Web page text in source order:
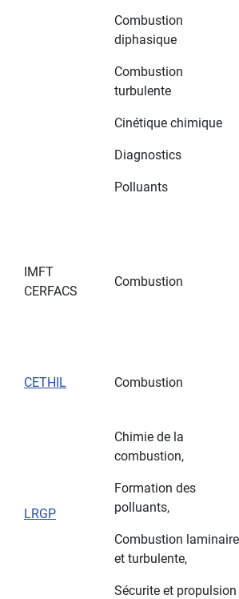
Combustion
diphasique
Combustion
turbulente
Cinétique chimique
Diagnostics
Polluants
IMFT
CERFACS
Combustion
CETHIL Combustion
LRGP
Chimie de la
combustion,
Formation des
polluants,
Combustion laminaire
et turbulente,
Sécurite et propulsion